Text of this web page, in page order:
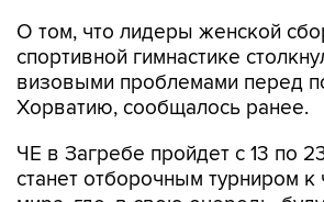
О том, что лидеры женской
спортивной гимнастике
визовыми проблемами перед
Хорватию, сообщалось ранее.
ЧЕ в Загребе пройдет с 13 по
станет отборочным турниром к